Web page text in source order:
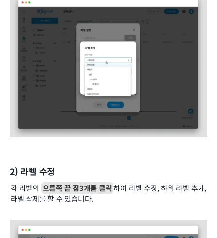
2) 라벨 수정
각 라벨의 오른쪽 끝 점3개를 클릭하여 라벨 수정, 하위 라벨 추가,
라벨 삭제를 할 수 있습니다.